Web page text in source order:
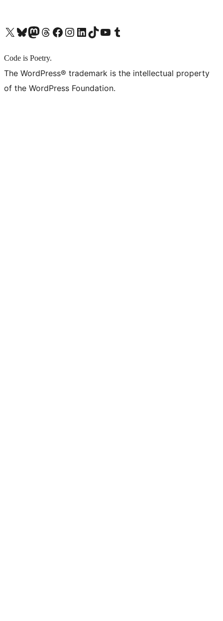
X (旧 Twitter) アカウントへBluesky アカウントへMastodon アカウントへThreads アカウントへ Facebook ページへInstagram アカウントへ LinkedIn アカウントへTikTok アカウントへYouTube チャンネルへ Tumblr アカウントへ
Code is Poetry.
The WordPress® trademark is the intellectual property
of the WordPress Foundation.